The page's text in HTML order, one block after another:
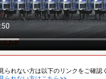
られない方は以下のリンクをご確認